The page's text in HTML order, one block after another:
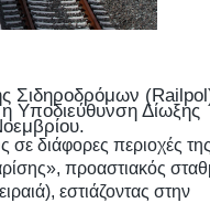
Σιδηροδρόμων
Υποδιεύθυνση Δίωξης
σε διάφορες περιοχές της
προαστιακός
εστιάζοντας στην